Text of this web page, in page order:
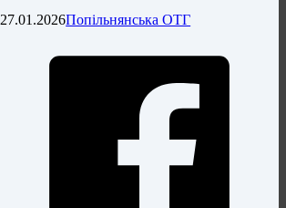
27.01.2026Попільнянська ОТГ